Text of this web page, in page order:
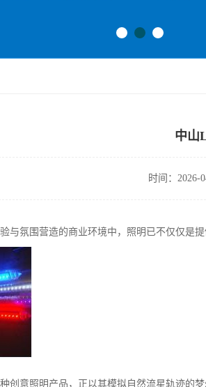
中山
时间：2026-
与氛围营造的商业环境中，照明已不仅仅是
创意照明产品，正以其模拟自然流星轨迹的